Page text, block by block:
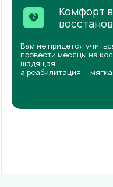
Комфорт
Вам не придется
провести месяцы на
щадящая,
а реабилитация —